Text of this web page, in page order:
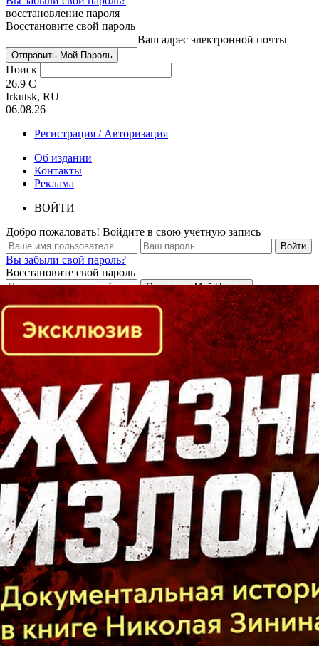
восстановление пароля
Восстановите свой пароль
Ваш адрес электронной почты
Поиск
26.9 C
Irkutsk, RU
06.08.26
Регистрация / Авторизация
Об издании
Контакты
Реклама
ВОЙТИ
Добро пожаловать! Войдите в свою учётную запись
Вы забыли свой пароль?
Восстановите свой пароль
Кто есть кто в Байкальском регионе